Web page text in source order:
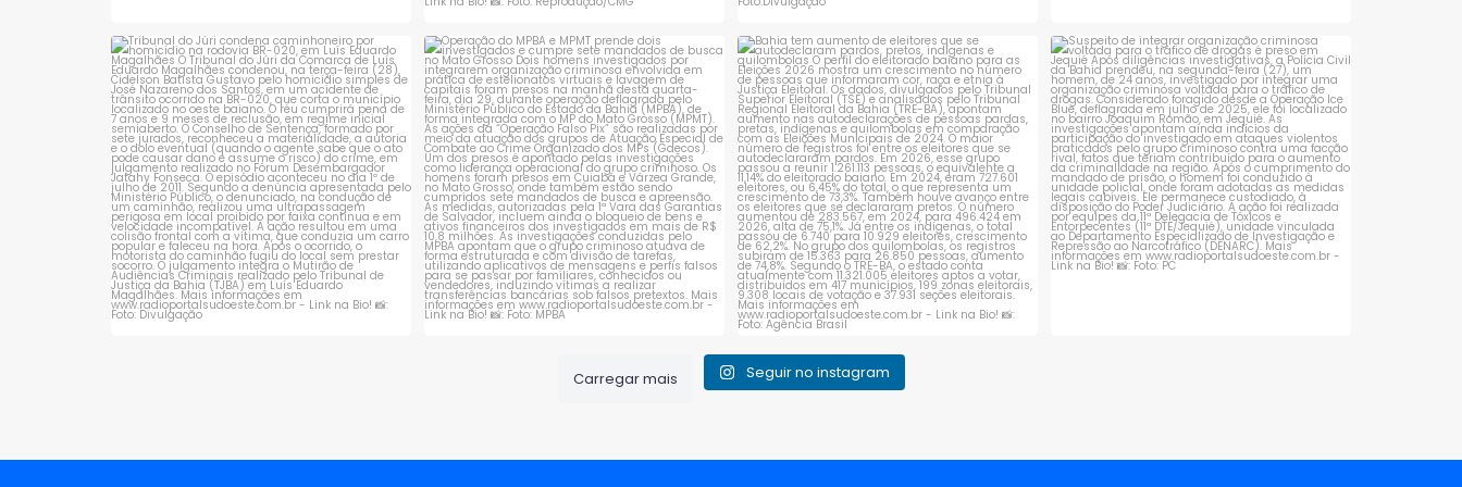
Tribunal do Júri condena caminhoneiro
por...
1 0
Operação do MPBA e MPMT prende dois
investigados e...
1 0
Bahia tem aumento de eleitores que se
autodeclaram...
1 0
Suspeito de integrar organização criminosa
voltada...
1 0
Carregar mais Seguir no instagram